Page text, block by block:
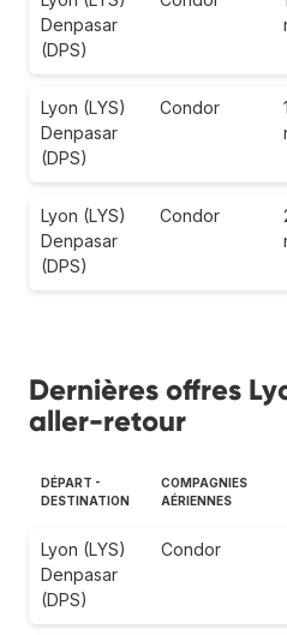
Denpasar
(DPS)
Lyon (LYS)
Denpasar
(DPS)
Condor
Lyon (LYS)
Denpasar
(DPS)
Condor
Dernières offres
aller-retour
DÉPART -
DESTINATION
COMPAGNIES
AÉRIENNES
Lyon (LYS)
Denpasar
(DPS)
Condor